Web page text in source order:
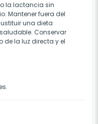
la lactancia sin
Mantener fuera del
una dieta
Conservar
de la luz directa y el